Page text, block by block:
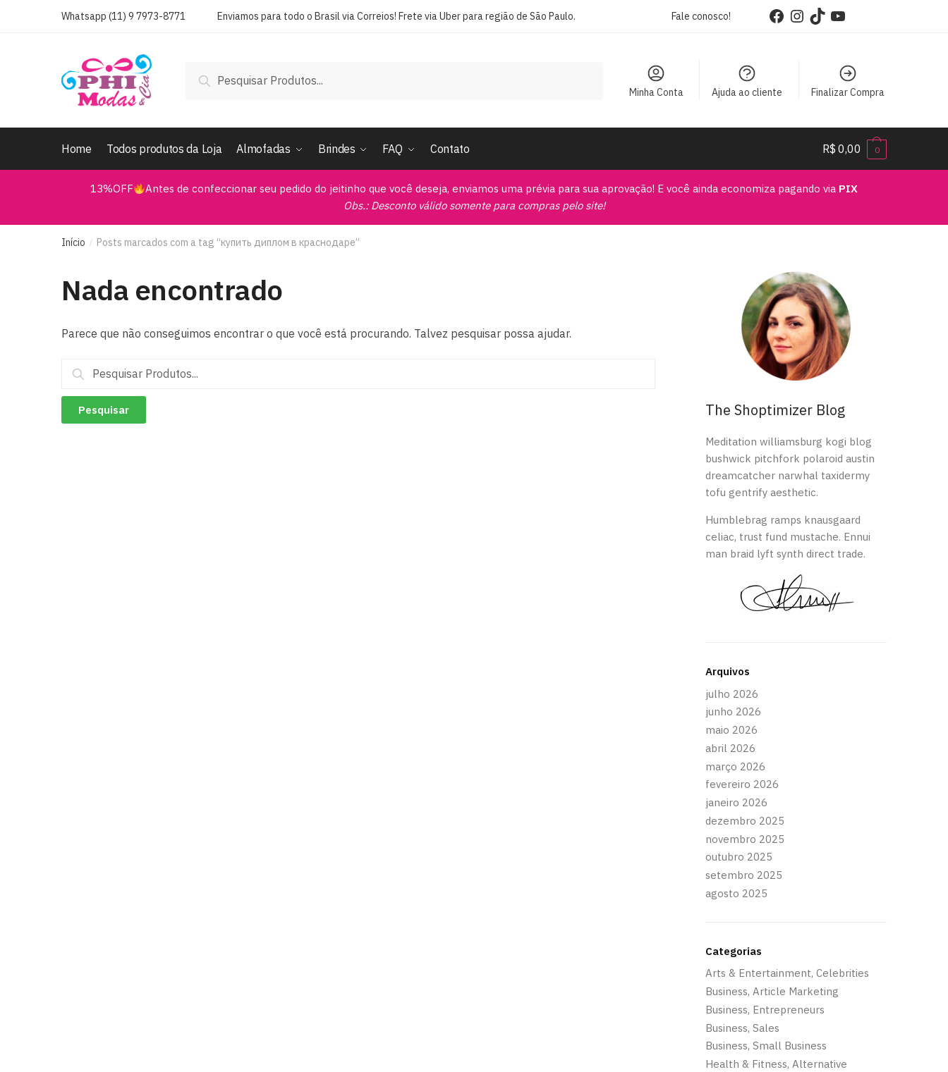
Whatsapp (11) 9 7973-8771 Enviamos para todo o Brasil via Correios! Frete via Uber para região de São Paulo. Fale conosco! Facebook
Instagram
TikTokYouTube
por:
Pesquisar
Minha Conta Ajuda ao cliente Finalizar Compra
Home Todos produtos da Loja Almofadas Brindes FAQ Contato R$ 0,00 0
13%OFF Antes de confeccionar seu pedido do jeitinho que você deseja, enviamos uma prévia para sua aprovação! E você ainda economiza pagando via PIX
Obs.: Desconto válido somente para compras pelo site!
Início / Posts marcados com a tag “купить диплом в краснодаре”
Nada encontrado
Parece que não conseguimos encontrar o que você está procurando. Talvez pesquisar possa ajudar.
Pesquisar
The Shoptimizer Blog
Meditation williamsburg kogi blog
bushwick pitchfork polaroid austin
dreamcatcher narwhal taxidermy
tofu gentrify aesthetic.
Humblebrag ramps knausgaard
celiac, trust fund mustache. Ennui
man braid lyft synth direct trade.
Arquivos
julho 2026
junho 2026
maio 2026
abril 2026
março 2026
fevereiro 2026
janeiro 2026
dezembro 2025
novembro 2025
outubro 2025
setembro 2025
agosto 2025
Categorias
Arts & Entertainment, Celebrities
Business, Article Marketing
Business, Entrepreneurs
Business, Sales
Business, Small Business
Health & Fitness, Alternative